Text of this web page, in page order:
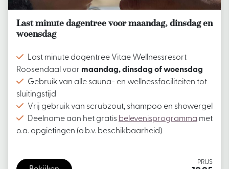
Last minute dagentree voor maandag, dinsdag en
woensdag
Last minute dagentree Vitae Wellnessresort
Roosendaal voor maandag, dinsdag of woensdag
Gebruik van alle sauna- en wellnessfaciliteiten tot
sluitingstijd
Vrij gebruik van scrubzout, shampoo en showergel
Deelname aan het gratis belevenisprogramma met
o.a. opgietingen (o.b.v. beschikbaarheid)
PRIJS